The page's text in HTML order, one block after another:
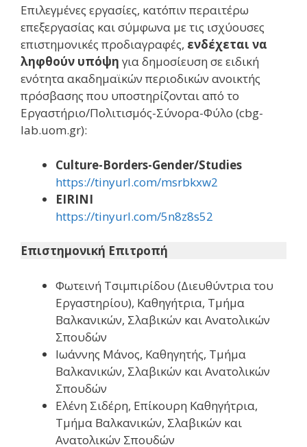
Επιλεγμένες εργασίες, κατόπιν περαιτέρω
επεξεργασίας και σύμφωνα με τις ισχύουσες
επιστημονικές προδιαγραφές, ενδέχεται να
ληφθούν υπόψη για δημοσίευση σε ειδική
ενότητα ακαδημαϊκών περιοδικών ανοικτής
πρόσβασης που υποστηρίζονται από το
Εργαστήριο/Πολιτισμός-Σύνορα-Φύλο (cbg-
lab.uom.gr):
Culture-Borders-Gender/Studies
https://tinyurl.com/msrbkxw2
EIRINI
https://tinyurl.com/5n8z8s52
Επιστημονική Επιτροπή
Φωτεινή Τσιμπιρίδου (Διευθύντρια του
Εργαστηρίου), Καθηγήτρια, Τμήμα
Βαλκανικών, Σλαβικών και Ανατολικών
Σπουδών
Ιωάννης Μάνος, Καθηγητής, Τμήμα
Βαλκανικών, Σλαβικών και Ανατολικών
Σπουδών
Ελένη Σιδέρη, Επίκουρη Καθηγήτρια,
Τμήμα Βαλκανικών, Σλαβικών και
Ανατολικών Σπουδών